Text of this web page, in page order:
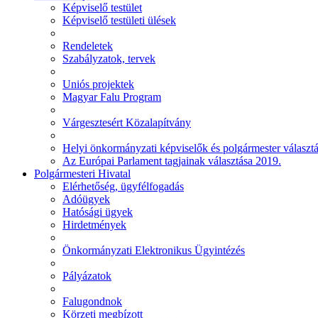
Képviselő testület
Képviselő testületi ülések
Rendeletek
Szabályzatok, tervek
Uniós projektek
Magyar Falu Program
Várgesztesért Közalapítvány
Helyi önkormányzati képviselők és polgármester
Az Európai Parlament tagjainak választása 2019.
Polgármesteri Hivatal
Elérhetőség, ügyfélfogadás
Adóügyek
Hatósági ügyek
Hirdetmények
Önkormányzati Elektronikus Ügyintézés
Pályázatok
Falugondnok
Körzeti megbízott